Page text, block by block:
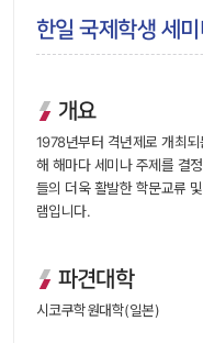
한일 국제학생 세
개요
1978년부터 격년제로 개최
해 해마다 세미나 주제를 결
들의 더욱 활발한 학문교류
램입니다.
파견대학
시코쿠학원대학(일본)